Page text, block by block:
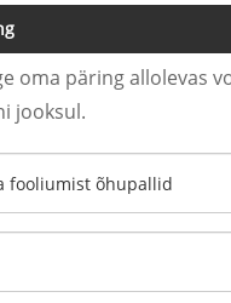
oma päring allolevas
jooksul.